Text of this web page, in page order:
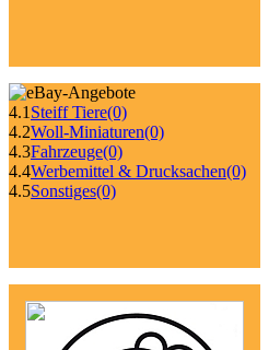
4.1 Steiff Tiere(0)
4.2Woll-Miniaturen(0)
4.3Fahrzeuge(0)
4.4Werbemittel & Drucksachen(0)
4.5Sonstiges(0)